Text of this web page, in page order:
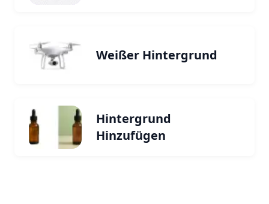
Weißer Hintergrund
Hintergrund
Hinzufügen